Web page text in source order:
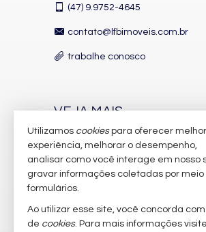
(47) 9.9752-4645
contato@lfbimoveis.com.br
trabalhe conosco
VEJA MAIS
receba nosso newsletter
indicadores financeiros
imóveis favoritos
Utilizamos cookiespara oferecer melhor
experiência, melhorar o desempenho,
analisar como você interage em nosso
gravar informações coletadas por meio
formulários.
Ao utilizar esse site, você concorda com
de cookies. Para mais informações visite